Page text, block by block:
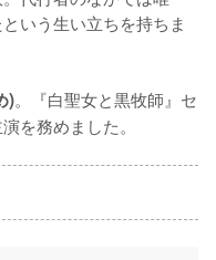
いう生い立ちを持ちま
)。『白聖女と黒牧師』セ
を務めました。